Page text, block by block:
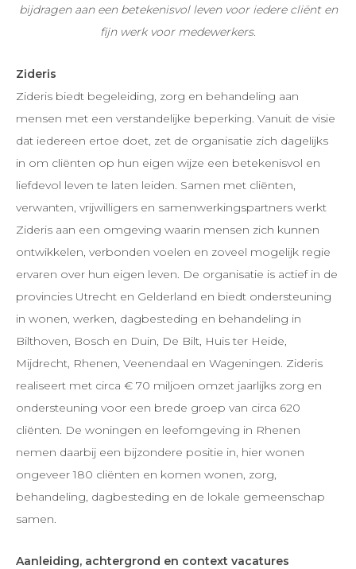
bijdragen aan een betekenisvol leven voor iedere cliënt en
fijn werk voor medewerkers.
Zideris
Zideris biedt begeleiding, zorg en behandeling aan
mensen met een verstandelijke beperking. Vanuit de visie
dat iedereen ertoe doet, zet de organisatie zich dagelijks
in om cliënten op hun eigen wijze een betekenisvol en
liefdevol leven te laten leiden. Samen met cliënten,
verwanten, vrijwilligers en samenwerkingspartners werkt
Zideris aan een omgeving waarin mensen zich kunnen
ontwikkelen, verbonden voelen en zoveel mogelijk regie
ervaren over hun eigen leven. De organisatie is actief in de
provincies Utrecht en Gelderland en biedt ondersteuning
in wonen, werken, dagbesteding en behandeling in
Bilthoven, Bosch en Duin, De Bilt, Huis ter Heide,
Mijdrecht, Rhenen, Veenendaal en Wageningen. Zideris
realiseert met circa € 70 miljoen omzet jaarlijks zorg en
ondersteuning voor een brede groep van circa 620
cliënten. De woningen en leefomgeving in Rhenen
nemen daarbij een bijzondere positie in, hier wonen
ongeveer 180 cliënten en komen wonen, zorg,
behandeling, dagbesteding en de lokale gemeenschap
samen.
Aanleiding, achtergrond en context vacatures